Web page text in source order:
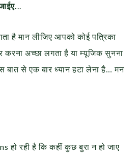
है मान लीजिए आपको कोई पत्रिका
करना अच्छा लगता है या म्यूजिक सुनना
बात से एक बार ध्यान हटा लेना है… मन
हो रही है कि कहीं कुछ बुरा न हो जाए